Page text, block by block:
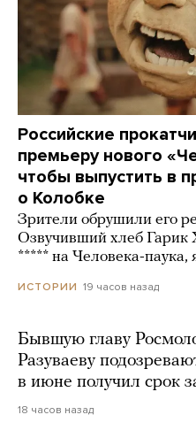
Российские
премьеру нового
чтобы выпустить в
о Колобке
Зрители обрушили его
Озвучивший хлеб Гарик
***** на Человека-
ИСТОРИИ 19 часов назад
Бывшую главу
Разуваеву
в июне получил срок
18 часов назад